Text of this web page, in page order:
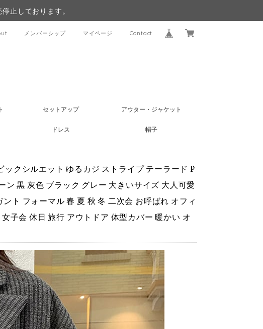
止しております。
メンバーシップ マイページ Contact
セットアップ アウター・ジャケット
ドレス 帽子
クシルエット ゆるカジ ストライプ テーラード P
黒 灰色 ブラック グレー 大きいサイズ 大人可愛
ト フォーマル 春 夏 秋 冬 二次会 お呼ばれ オフィ
子会 休日 旅行 アウトドア 体型カバー 暖かい オ